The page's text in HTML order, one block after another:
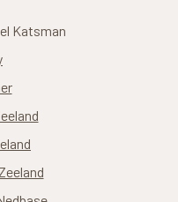
Katsman